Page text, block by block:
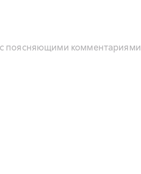
поясняющими комментариями